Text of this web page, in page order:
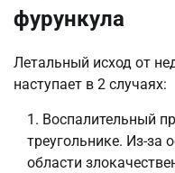
фурункула
Летальный исход от
наступает в 2 случаях:
Воспалительный
треугольнике. Из-за
области